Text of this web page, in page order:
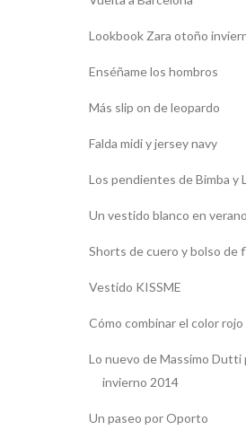
Lookbook Zara otoño
Enséñame los hombros
Más slip on de leopardo
Falda midi y jersey navy
Los pendientes de Bimba y
Un vestido blanco en verano
Shorts de cuero y bolso de
Vestido KISSME
Cómo combinar el color rojo
Lo nuevo de Massimo Dutti
invierno 2014
Un paseo por Oporto